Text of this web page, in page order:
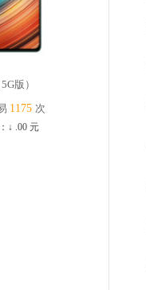
版）
1175 次
↓ .00元